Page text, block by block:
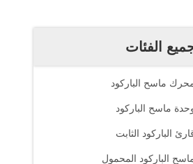
الفئات
ماسح الباركود
ماسح الباركود
الباركود الثابت
الباركود المحمول